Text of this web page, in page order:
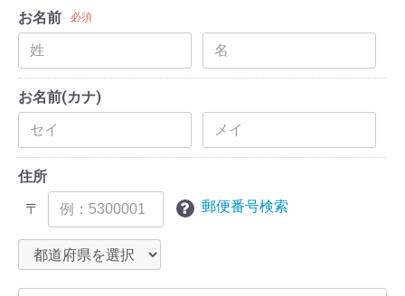
お名前 必須
お名前(カナ)
住所
〒
郵便番号検索